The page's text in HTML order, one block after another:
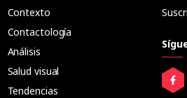
Contexto
Contactología
Análisis
Salud visual
Tendencias